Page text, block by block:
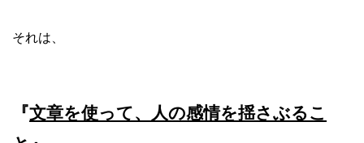
それは、
『文章を使って、人の感情を揺さぶるこ